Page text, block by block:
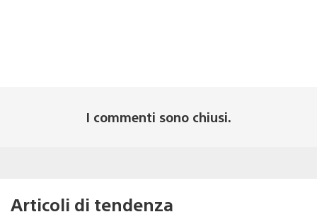
I commenti sono chiusi.
Articoli di tendenza